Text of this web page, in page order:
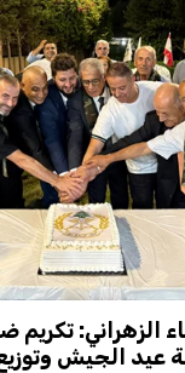
الزهراني: تكريم
عيد الجيش